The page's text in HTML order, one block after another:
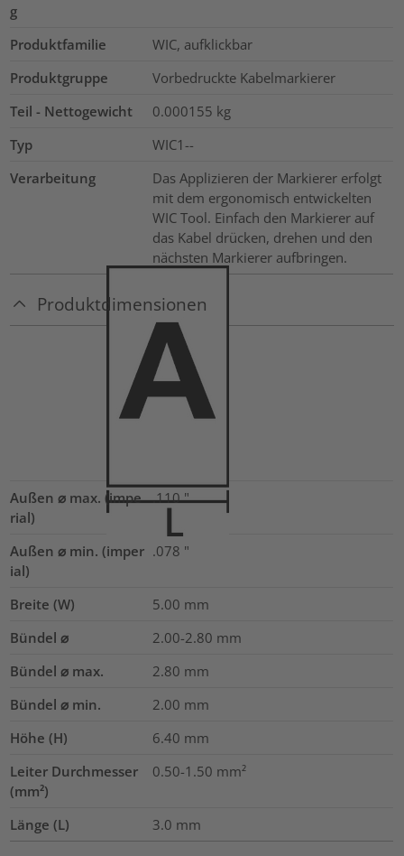
g
Produktfamilie
WIC, aufklickbar
Produktgruppe
Vorbedruckte Kabelmarkierer
Teil - Nettogewicht
0.000155 kg
Typ
WIC1--
Verarbeitung
Das Applizieren der Markierer erfolgt
mit dem ergonomisch entwickelten
WIC Tool. Einfach den Markierer auf
das Kabel drücken, drehen und den
nächsten Markierer aufbringen.
Produktdimensionen
Außen ⌀ max. (impe
rial)
.110 "
Außen ⌀ min. (imper
ial)
.078 "
Breite (W) 5.00 mm
Bündel ⌀
2.00-2.80 mm
Bündel ⌀ max.
2.80 mm
Bündel ⌀ min.
2.00 mm
Höhe (H)
6.40 mm
Leiter Durchmesser
(mm²)
0.50-1.50 mm²
Länge (L) 3.0 mm